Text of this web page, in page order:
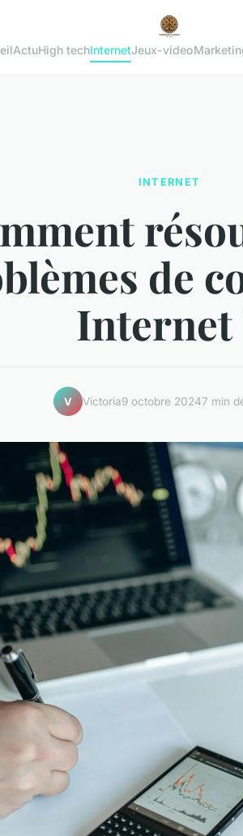
ActuHigh techInternetJeux-video
INTERNET
de
Internet
V Victoria9 octobre 20247 min